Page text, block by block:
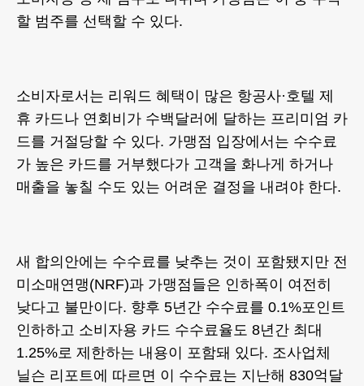
할 범주를 선택할 수 있다.
소비자로서는 리워드 혜택이 많은 항공사·호텔 제
휴 카드나 연회비가 수백달러에 달하는 프리미엄 카
드를 거절당할 수 있다. 가맹점 입장에서는 수수료
가 높은 카드를 거부했다가 고객을 화나게 하거나
매출을 놓칠 수도 있는 어려운 결정을 내려야 한다.
새 합의안에는 수수료를 낮추는 것이 포함됐지만 전
미소매연맹(NRF)과 가맹점들은 인하폭이 여전히
낮다고 불만이다. 향후 5년간 수수료를 0.1%포인트
인하하고 소비자용 카드 수수료율도 8년간 최대
1.25%로 제한하는 내용이 포함돼 있다. 조사업체
닐슨 리포트에 따르면 이 수수료는 지난해 830억달